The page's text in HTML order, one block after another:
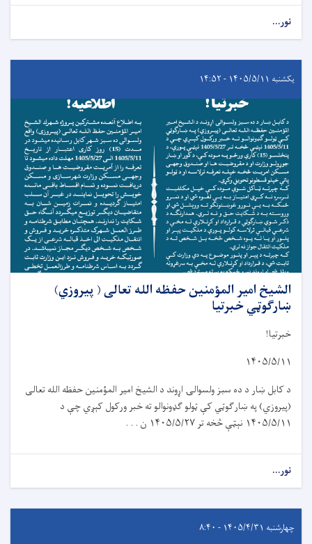
نور...
یکشنبه ۱۴۰۵/۵/۱۱ - ۱۴:۵۲
الشیخ امیر المؤمنین حفظه الله تعالی ( پیروزي)
ښارګوټي خبرتیا
خبرتیا!
۱۴۰۵/۵/۱۱
د کابل ښار د ده سبز ولسوالۍاړوند د الشيخ امير المؤمنين حفظه الله تعالی
(پیروزي) په ښارګوټيکې ټولو گډونوالو ته خبر ورکول کېږي چې د
۱۴۰۵/۵/۱۱ نېټې څخه تر۱۴۰۵/۵/۲۷ ن . . .
نور...
چهارشنبه ۱۴۰۵/۴/۳۱ - ۸:۴۰